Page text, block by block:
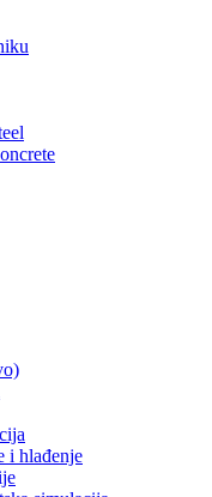
i hlađenje